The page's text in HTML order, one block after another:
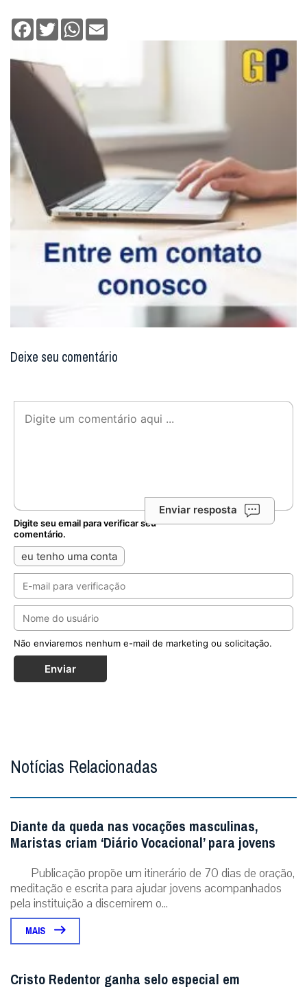
Facebook
TwitterWhatsApp
Deixe seu comentário
Enviar resposta
Digite seu email para verificar seu
comentário.
eu tenho uma conta
Não enviaremos nenhum e-mail de marketing ou solicitação.
Enviar
Notícias Relacionadas
Diante da queda nas vocações masculinas,
Maristas criam ‘Diário Vocacional’ para jovens
Publicação propõe um itinerário de 70 dias de oração,
meditação e escrita para ajudar jovens acompanhados
pela instituição a discernirem o...
MAIS
Cristo Redentor ganha selo especial em